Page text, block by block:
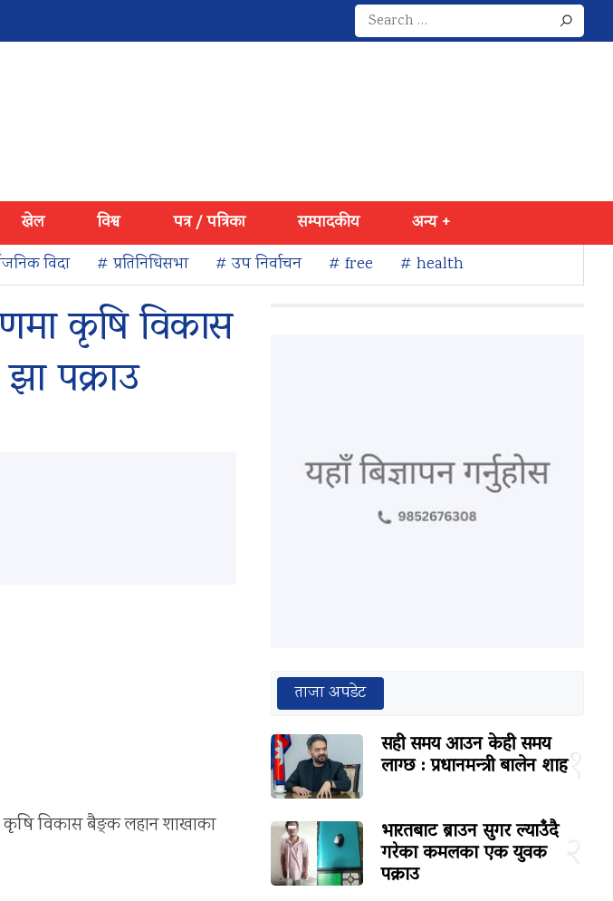
Search
for:
खेल विश्व पत्र / पत्रिका सम्पादकीय
अन्य +
विदा # प्रतिनिधिसभा # उप निर्वाचन # free # health
कृषि विकास
पक्राउ
कृषि विकास बैङ्क लहान शाखाका
ताजा अपडेट
१
सही समय आउन केही समय
लाग्छ : प्रधानमन्त्री बालेन शाह
भारतबाट ब्राउन सुगर ल्याउँदै
गरेका कमलका एक युवक
पक्राउ